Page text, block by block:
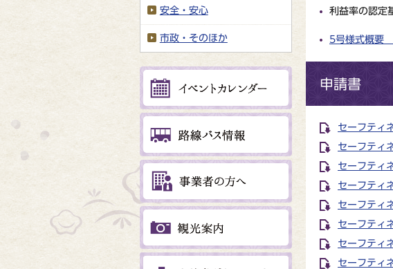
利益率の認定
5号様式概要
申請書
セーフティ
セーフティ
セーフティ
セーフティ
セーフティ
セーフティ
セーフティ
セーフティ
安全・安心
市政・そのほか